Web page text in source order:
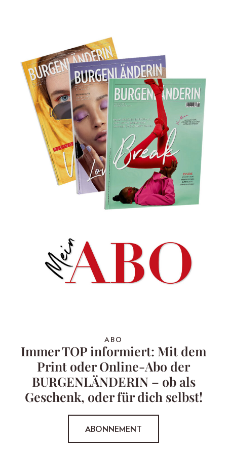
ABO
Immer TOP informiert: Mit dem
Print oder Online-Abo der
BURGENLÄNDERIN – ob als
Geschenk, oder für dich selbst!
ABONNEMENT